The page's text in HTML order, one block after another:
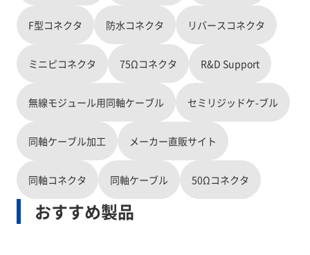
F型コネクタ 防水コネクタ リバースコネクタ
ミニピコネクタ 75Ωコネクタ R&D Support
無線モジュール用同軸ケーブル セミリジッドケ-ブル
同軸ケーブル加工 メーカー直販サイト
同軸コネクタ 同軸ケーブル 50Ωコネクタ
おすすめ製品